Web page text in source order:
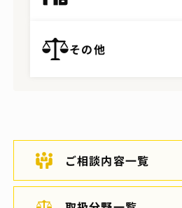
その他
ご相談内容一覧